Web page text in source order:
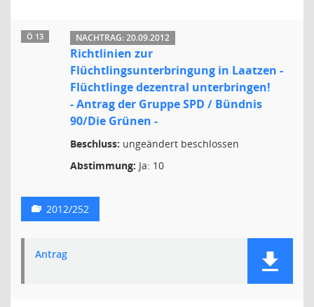
Ö 13 NACHTRAG: 20.09.2012
Richtlinien zur
Flüchtlingsunterbringung in Laatzen -
Flüchtlinge dezentral unterbringen!
- Antrag der Gruppe SPD / Bündnis
90/Die Grünen -
Beschluss: ungeändert beschlossen
Abstimmung: Ja: 10
2012/252
Antrag